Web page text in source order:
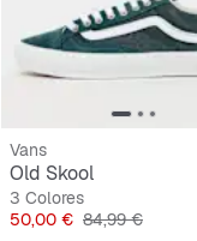
Vans
Old Skool
3 Colores
Precio
50,00 € Precio original
84,99 €